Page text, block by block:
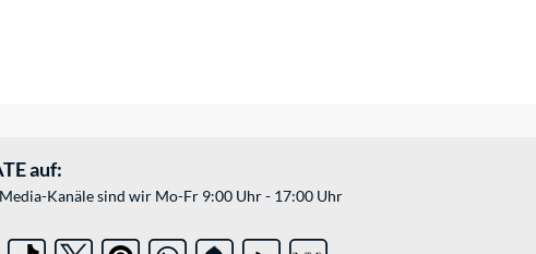
auf:
Kanäle sind wir Mo-Fr 9:00 Uhr - 17:00 Uhr